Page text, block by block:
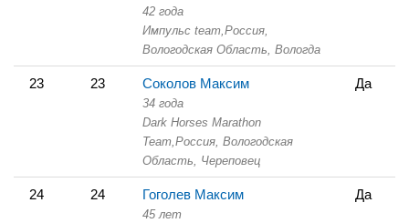
42 года
Импульс team, Россия,
Вологодская Область, Вологда
23 23 Соколов Максим
34 года
Dark Horses Marathon
Team, Россия, Вологодская
Область,
Череповец
Да
24 24 Гоголев Максим
45 лет
Да